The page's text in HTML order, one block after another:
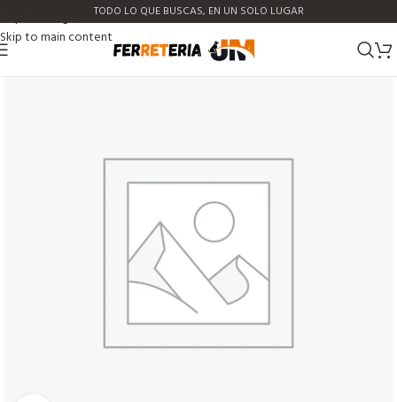
Skip to navigation
Skip to main content
TODO LO QUE BUSCAS, EN UN SOLO LUGAR